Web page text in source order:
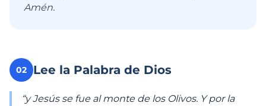
Amén.
02 Lee la Palabra de Dios
“y Jesús se fue al monte de los Olivos. Y por la